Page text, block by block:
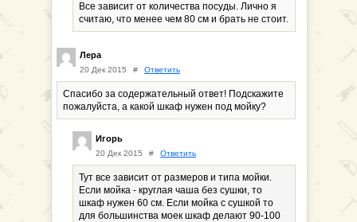
Все зависит от количества посуды. Лично я
считаю, что менее чем 80 см и брать не стоит.
Лера
20 Дек 2015 # Ответить
Спасибо за содержательный ответ! Подскажите
пожалуйста, а какой шкаф нужен под мойку?
Игорь
20 Дек 2015 # Ответить
Тут все зависит от размеров и типа мойки.
Если мойка - круглая чаша без сушки, то
шкаф нужен 60 см. Если мойка с сушкой то
для большинства моек шкаф делают 90-100